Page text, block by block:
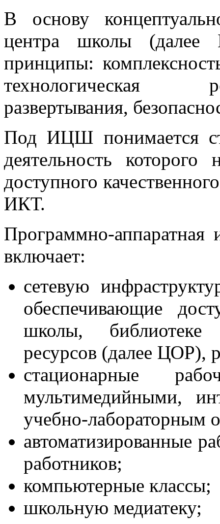
В основу
центра школы
принципы:
технологическая
развертывания,
Под ИЦШ понимается
деятельность которого
доступного
ИКТ.
Программно-
включает:
сетевую
обеспечивающие
школы, библиотеке
ресурсов (далее ЦОР),
стационарные
мультимедийными,
учебно-лабораторным
автоматизированные
работников;
компьютерные классы;
школьную медиатеку;